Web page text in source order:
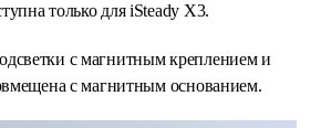
только для iSteady X3.
с магнитным креплением и
с магнитным основанием.